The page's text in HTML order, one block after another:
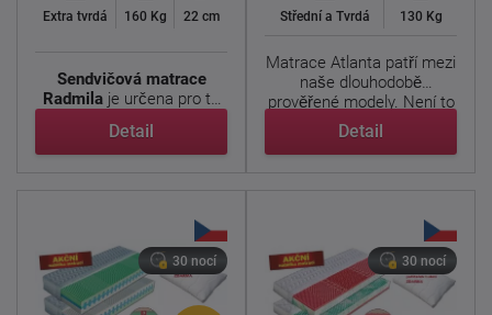
Extra tvrdá 160 Kg 22 cm
Sendvičová matrace
Radmilaje určena pro ty,
Detail
Střední a Tvrdá 130 Kg
Matrace Atlanta patří mezi
naše dlouhodobě
prověřené modely. Není to
...
Detail
30 nocí 30 nocí